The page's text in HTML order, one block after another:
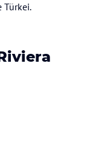
Türkei.